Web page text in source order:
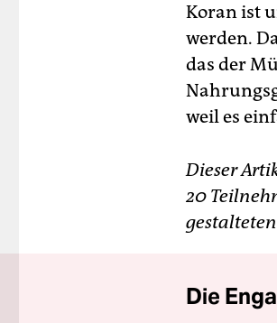
Koran ist
werden.
das der
weil es
Dieser
20
Die